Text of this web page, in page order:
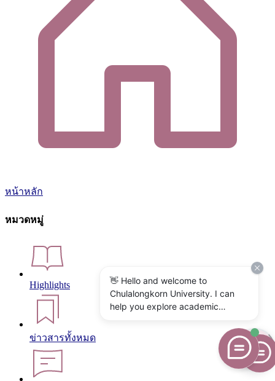
หน้าหลัก
หมวดหมู่
Highlights
ข่าวสารทั้งหมด
👋 Hello and welcome to
Chulalongkorn University. I can
help you explore academic